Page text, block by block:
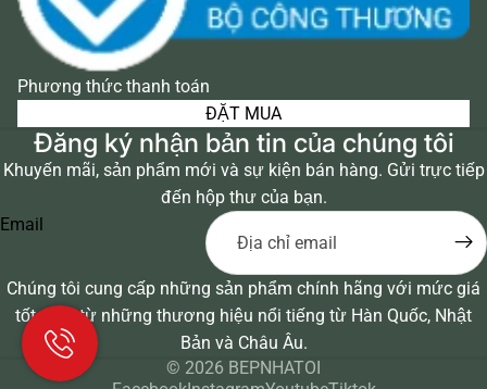
Phương thức thanh toán
ĐẶT MUA
Đăng ký nhận bản tin của chúng tôi
Khuyến mãi, sản phẩm mới và sự kiện bán hàng. Gửi trực tiếp
đến hộp thư của bạn.
Email
Chúng tôi cung cấp những sản phẩm chính hãng với mức giá
tốt nhất từ những thương hiệu nổi tiếng từ Hàn Quốc, Nhật
Bản và Châu Âu.
© 2026 BEPNHATOI